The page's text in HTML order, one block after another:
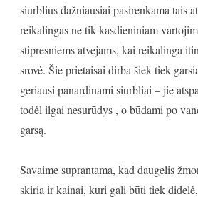
siurblius dažniausiai pasirenkama tais
reikalingas ne tik kasdieniniam
stipresniems atvejams, kai reikalinga
srovė. Šie prietaisai dirba šiek tiek
geriausi panardinami siurbliai – jie
todėl ilgai nesurūdys , o būdami po
garsą.
Savaime suprantama, kad daugelis
skiria ir kainai, kuri gali būti tiek